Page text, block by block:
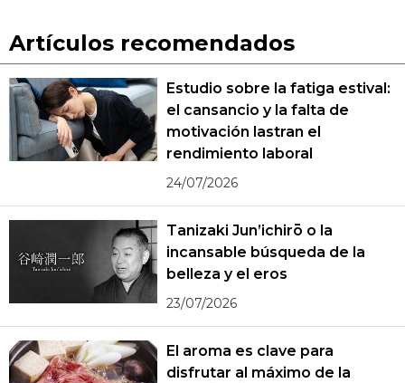
Artículos recomendados
Estudio sobre la fatiga estival:
el cansancio y la falta de
motivación lastran el
rendimiento laboral
24/07/2026
Tanizaki Jun’ichirō o la
incansable búsqueda de la
belleza y el eros
23/07/2026
El aroma es clave para
disfrutar al máximo de la